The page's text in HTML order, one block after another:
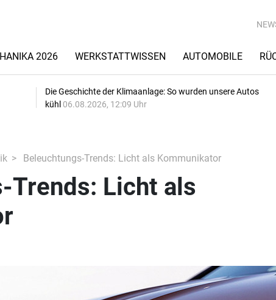
2026 WERKSTATTWISSEN AUTOMOBILE
Die Geschichte der Klimaanlage: So wurden unsere Autos
kühl 06.08.2026, 12:09 Uhr
Beleuchtungs-Trends: Licht als Kommunikator
Trends: Licht als